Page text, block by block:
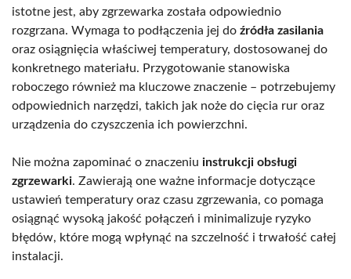
istotne jest, aby zgrzewarka została odpowiednio
rozgrzana. Wymaga to podłączenia jej do źródła zasilania
oraz osiągnięcia właściwej temperatury, dostosowanej do
konkretnego materiału. Przygotowanie stanowiska
roboczego również ma kluczowe znaczenie – potrzebujemy
odpowiednich narzędzi, takich jak noże do cięcia rur oraz
urządzenia do czyszczenia ich powierzchni.
Nie można zapominać o znaczeniu instrukcji obsługi
zgrzewarki. Zawierają one ważne informacje dotyczące
ustawień temperatury oraz czasu zgrzewania, co pomaga
osiągnąć wysoką jakość połączeń i minimalizuje ryzyko
błędów, które mogą wpłynąć na szczelność i trwałość całej
instalacji.